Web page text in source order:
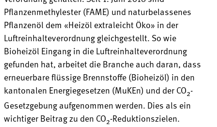
Pflanzenmethylester (FAME) und naturbelassenes
Pflanzenöl dem «Heizöl extraleicht Öko» in der
Luftreinhalteverordnung gleichgestellt. So wie
Bioheizöl Eingang in die Luftreinhalteverordnung
gefunden hat, arbeitet die Branche auch daran, dass
erneuerbare flüssige Brennstoffe (Bioheizöl) in den
kantonalen Energiegesetzen (MuKEn) und der CO2-
Gesetzgebung aufgenommen werden. Dies als ein
wichtiger Beitrag zu den CO2-Reduktionszielen.